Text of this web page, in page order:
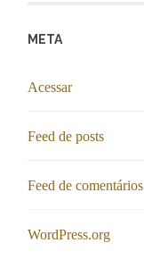
META
Acessar
Feed de posts
Feed de comentários
WordPress.org